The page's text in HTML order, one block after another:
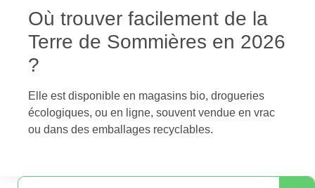
Où trouver facilement de la
Terre de Sommières en 2026
?
Elle est disponible en magasins bio, drogueries
écologiques, ou en ligne, souvent vendue en vrac
ou dans des emballages recyclables.